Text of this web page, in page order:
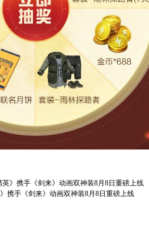
携手《剑来》动画双神装8月8日重磅上线